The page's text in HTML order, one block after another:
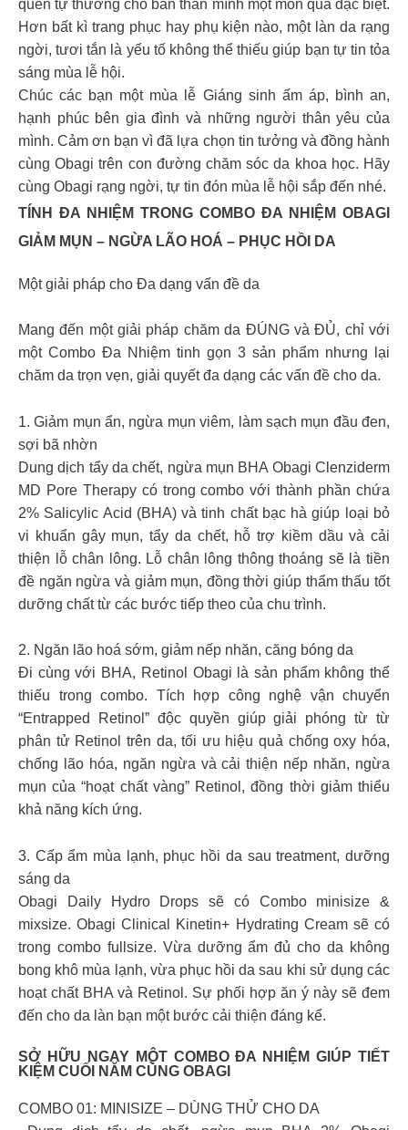
quên tự thưởng cho bản thân mình một món quà đặc biệt.
Hơn bất kì trang phục hay phụ kiện nào, một làn da rạng
ngời, tươi tắn là yếu tố không thể thiếu giúp bạn tự tin tỏa
sáng mùa lễ hội.
Chúc các bạn một mùa lễ Giáng sinh ấm áp, bình an,
hạnh phúc bên gia đình và những người thân yêu của
mình. Cảm ơn bạn vì đã lựa chọn tin tưởng và đồng hành
cùng Obagi trên con đường chăm sóc da khoa học. Hãy
cùng Obagi rạng ngời, tự tin đón mùa lễ hội sắp đến nhé.
TÍNH ĐA NHIỆM TRONG COMBO ĐA NHIỆM OBAGI
GIẢM MỤN – NGỪA LÃO HOÁ – PHỤC HỒI DA
Một giải pháp cho Đa dạng vấn đề da
Mang đến một giải pháp chăm da ĐÚNG và ĐỦ, chỉ với
một Combo Đa Nhiệm tinh gọn 3 sản phẩm nhưng lại
chăm da trọn vẹn, giải quyết đa dạng các vấn đề cho da.
1. Giảm mụn ẩn, ngừa mụn viêm, làm sạch mụn đầu đen,
sợi bã nhờn
Dung dịch tẩy da chết, ngừa mụn BHA Obagi Clenziderm
MD Pore Therapy có trong combo với thành phần chứa
2% Salicylic Acid (BHA) và tinh chất bạc hà giúp loại bỏ
vi khuẩn gây mụn, tẩy da chết, hỗ trợ kiềm dầu và cải
thiện lỗ chân lông. Lỗ chân lông thông thoáng sẽ là tiền
đề ngăn ngừa và giảm mụn, đồng thời giúp thẩm thấu tốt
dưỡng chất từ các bước tiếp theo của chu trình.
2. Ngăn lão hoá sớm, giảm nếp nhăn, căng bóng da
Đi cùng với BHA, Retinol Obagi là sản phẩm không thể
thiếu trong combo. Tích hợp công nghệ vận chuyển
“Entrapped Retinol” độc quyền giúp giải phóng từ từ
phân tử Retinol trên da, tối ưu hiệu quả chống oxy hóa,
chống lão hóa, ngăn ngừa và cải thiện nếp nhăn, ngừa
mụn của “hoạt chất vàng” Retinol, đồng thời giảm thiểu
khả năng kích ứng.
3. Cấp ẩm mùa lạnh, phục hồi da sau treatment, dưỡng
sáng da
Obagi Daily Hydro Drops sẽ có Combo minisize &
mixsize. Obagi Clinical Kinetin+ Hydrating Cream sẽ có
trong combo fullsize. Vừa dưỡng ẩm đủ cho da không
bong khô mùa lạnh, vừa phục hồi da sau khi sử dụng các
hoạt chất BHA và Retinol. Sự phối hợp ăn ý này sẽ đem
đến cho da làn bạn một bước cải thiện đáng kể.
SỞ HỮU NGAY MỘT COMBO ĐA NHIỆM GIÚP TIẾT
KIỆM CUỐI NĂM CÙNG OBAGI
COMBO 01: MINISIZE – DÙNG THỬ CHO DA